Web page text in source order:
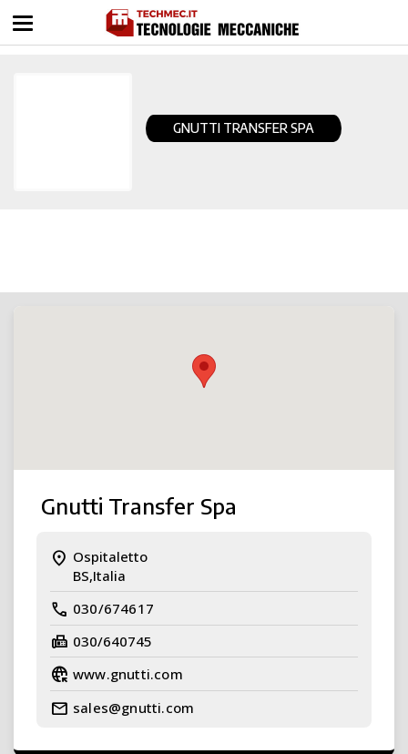
GNUTTI TRANSFER SPA
Gnutti Transfer Spa
location_on Ospitaletto
BS,Italia
call 030/674617
fax 030/640745
captive_portal www.gnutti.com
mail sales@gnutti.com